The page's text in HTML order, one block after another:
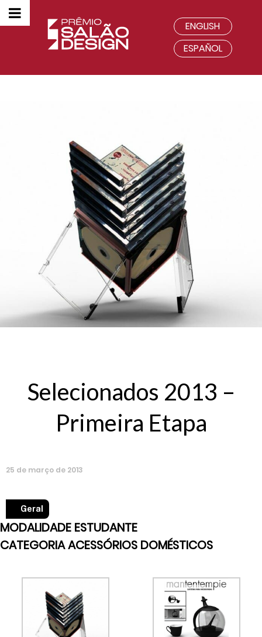
ENGLISH
ESPAÑOL
Selecionados 2013 –
Primeira Etapa
25 de março de 2013
Geral
MODALIDADE ESTUDANTE
CATEGORIA ACESSÓRIOS DOMÉSTICOS